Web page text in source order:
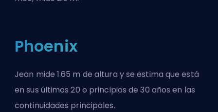
Phoenix
Jean mide 1.65 m de altura y se estima que está
en sus últimos 20 o principios de 30 años en las
continuidades principales.